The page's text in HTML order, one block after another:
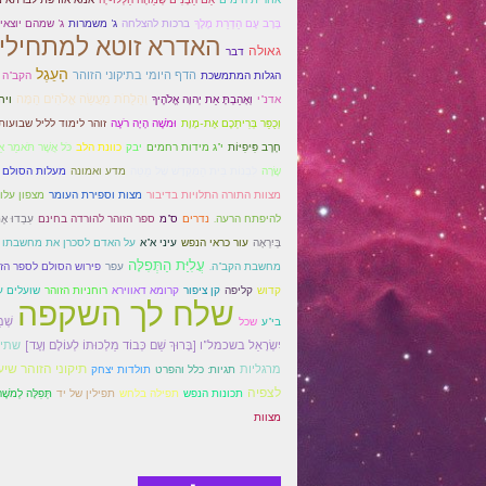
בְּרָב עָם הַדְרַת מֶלֶךְ ברכות להצלחה ג' משמרות ג' שמהם
גאולה דבר האדרא זוטא
הגלות המתמשכת הדף היומי בתיקוני הזוהר הָעֵגֶל הקב"ה
אדנ"י וְאָהַבְתָּ אֵת יְהוָה אֱלֹהֶיךָ וְהַלֻּחֹת מַעֲשֵׂה אֱלֹהִים הֵמָּה
וְכֻפַּר בְּרִיתְכֶם אֶת-מָוֶת וּמֹשֶׁה הָיָה רֹעֶה זוהר לימוד לליל
חֶרֶב פִּיפִיּוֹת י"ג מידות רחמים יבק כוונת הלב כֹּל אֲשֶׁר תֹּאמַר
שָׂרָה
מדע ואמונה מעלות הסולם
מצוות התורה התלויות בדיבור מצות וספירת העומר מצפון
להיפתח הרעה. נדרים ס"מ ספר הזוהר להורדה בחינם עִבְדוּ
בְּיִרְאָה עור כראי הנפש עיני א"א על האדם לסכרן את מחשבתו
מחשבת הקב"ה. עֲלִיַּת הַתְּפִלָּה עפר פירוש הסולם לספר
קדוש קליפה קן ציפור קרומא דאווירא רוחניות הזוהר שועלים
בי"ע שכל שלח לך השקפה
יִשְׂרָאֵל בשכמל"ו [בָּרוּךְ שֵׁם כְּבוֹד מַלְכוּתוֹ לְעוֹלָם וָעֶד] שתי
מרגליות תגיות: כלל והפרט תולדות יצחק תיקוני הזוהר
לצפיה תכונות הנפש תפילה בלחש תפילין של יד תְּפִלָּה
מצוות